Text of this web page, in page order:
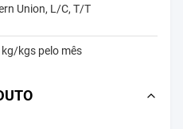
Union, L/C, T/T
kgs pelo mês